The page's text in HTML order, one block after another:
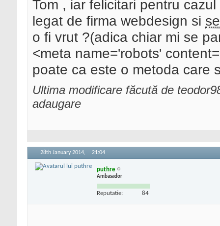
Tom , iar felicitari pentru
legat de firma webdesign si
o fi vrut ?(adica chiar mi se
<meta name='robots'
poate ca este o metoda care
Ultima modificare făcută de
adaugare
28th January 2014, 21:04
puthre
Ambasador
Reputatie: 84